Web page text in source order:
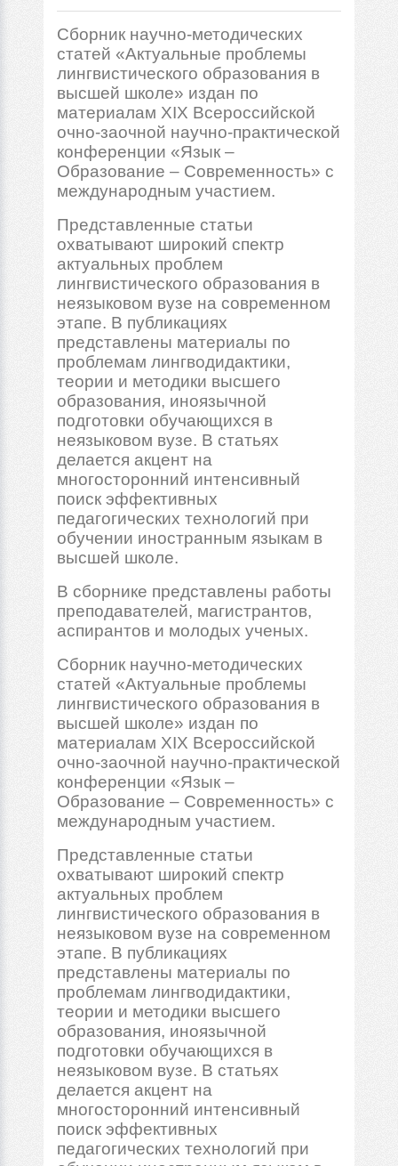
Сборник научно-методических
статей «Актуальные проблемы
лингвистического образования в
высшей школе» издан по
материалам XIX Всероссийской
очно-заочной научно-практической
конференции «Язык –
Образование – Современность» с
международным участием.
Представленные статьи
охватывают широкий спектр
актуальных проблем
лингвистического образования в
неязыковом вузе на современном
этапе. В публикациях
представлены материалы по
проблемам лингводидактики,
теории и методики высшего
образования, иноязычной
подготовки обучающихся в
неязыковом вузе. В статьях
делается акцент на
многосторонний интенсивный
поиск эффективных
педагогических технологий при
обучении иностранным языкам в
высшей школе.
В сборнике представлены работы
преподавателей, магистрантов,
аспирантов и молодых ученых.
Сборник научно-методических
статей «Актуальные проблемы
лингвистического образования в
высшей школе» издан по
материалам XIX Всероссийской
очно-заочной научно-практической
конференции «Язык –
Образование – Современность» с
международным участием.
Представленные статьи
охватывают широкий спектр
актуальных проблем
лингвистического образования в
неязыковом вузе на современном
этапе. В публикациях
представлены материалы по
проблемам лингводидактики,
теории и методики высшего
образования, иноязычной
подготовки обучающихся в
неязыковом вузе. В статьях
делается акцент на
многосторонний интенсивный
поиск эффективных
педагогических технологий при